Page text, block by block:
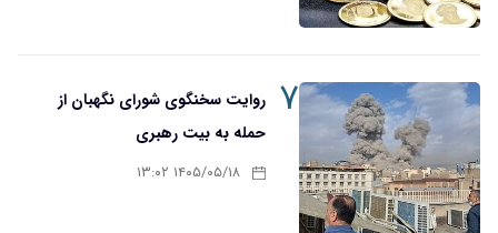
۷ روایت سخنگوی شورای نگهبان از
حمله به بیت رهبری
۱۴۰۵/۰۵/۱۸ ۱۳:۰۲